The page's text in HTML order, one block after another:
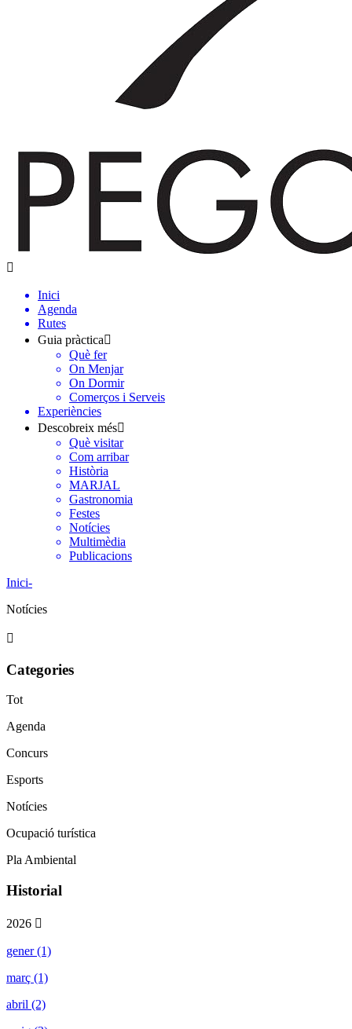
Inici
Agenda
Rutes
Guia pràctica
Què fer
On Menjar
On Dormir
Comerços i Serveis
Experiències
Descobreix més
Què visitar
Com arribar
Història
MARJAL
Gastronomia
Festes
Notícies
Multimèdia
Publicacions
Inici-
Notícies
Categories
Tot
Agenda
Concurs
Esports
Notícies
Ocupació turística
Pla Ambiental
Historial
2026
gener (1)
març (1)
abril (2)